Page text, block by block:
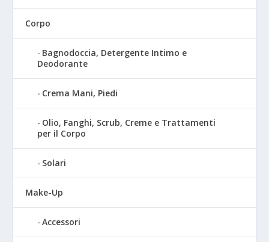
Corpo
Bagnodoccia, Detergente Intimo e
Deodorante
Crema Mani, Piedi
Olio, Fanghi, Scrub, Creme e Trattamenti
per il Corpo
Solari
Make-Up
Accessori